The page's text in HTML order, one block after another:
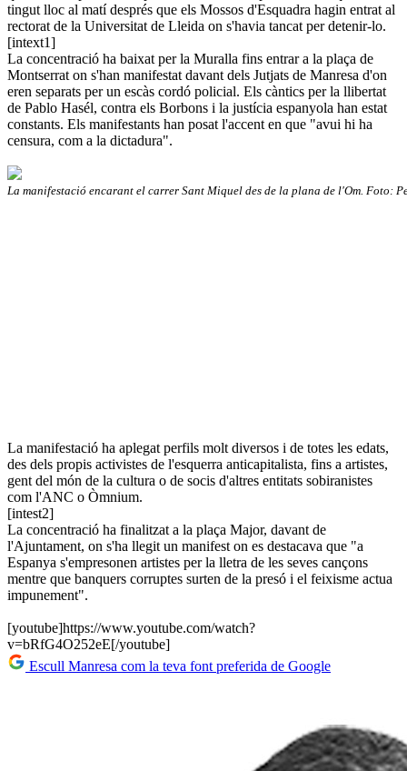
tingut lloc al matí després que els Mossos d'Esquadra hagin entrat al
rectorat de la Universitat de Lleida on s'havia tancat per detenir-lo.
[intext1]
La concentració ha baixat per la Muralla fins entrar a la plaça de
Montserrat on s'han manifestat davant dels Jutjats de Manresa d'on
eren separats per un escàs cordó policial. Els càntics per la llibertat
de Pablo Hasél, contra els Borbons i la justícia espanyola han estat
constants. Els manifestants han posat l'accent en que "avui hi ha
censura, com a la dictadura".
La manifestació encarant el carrer Sant Miquel des de la plana de l'Om. Foto:
La manifestació ha aplegat perfils molt diversos i de totes les edats,
des dels propis activistes de l'esquerra anticapitalista, fins a artistes,
gent del món de la cultura o de socis d'altres entitats sobiranistes
com l'ANC o Òmnium.
[intest2]
La concentració ha finalitzat a la plaça Major, davant de
l'Ajuntament, on s'ha llegit un manifest on es destacava que "a
Espanya s'empresonen artistes per la lletra de les seves cançons
mentre que banquers corruptes surten de la presó i el feixisme actua
impunement".
[youtube]https://www.youtube.com/watch?
v=bRfG4O252eE[/youtube]
Escull Manresa com la teva font preferida de Google